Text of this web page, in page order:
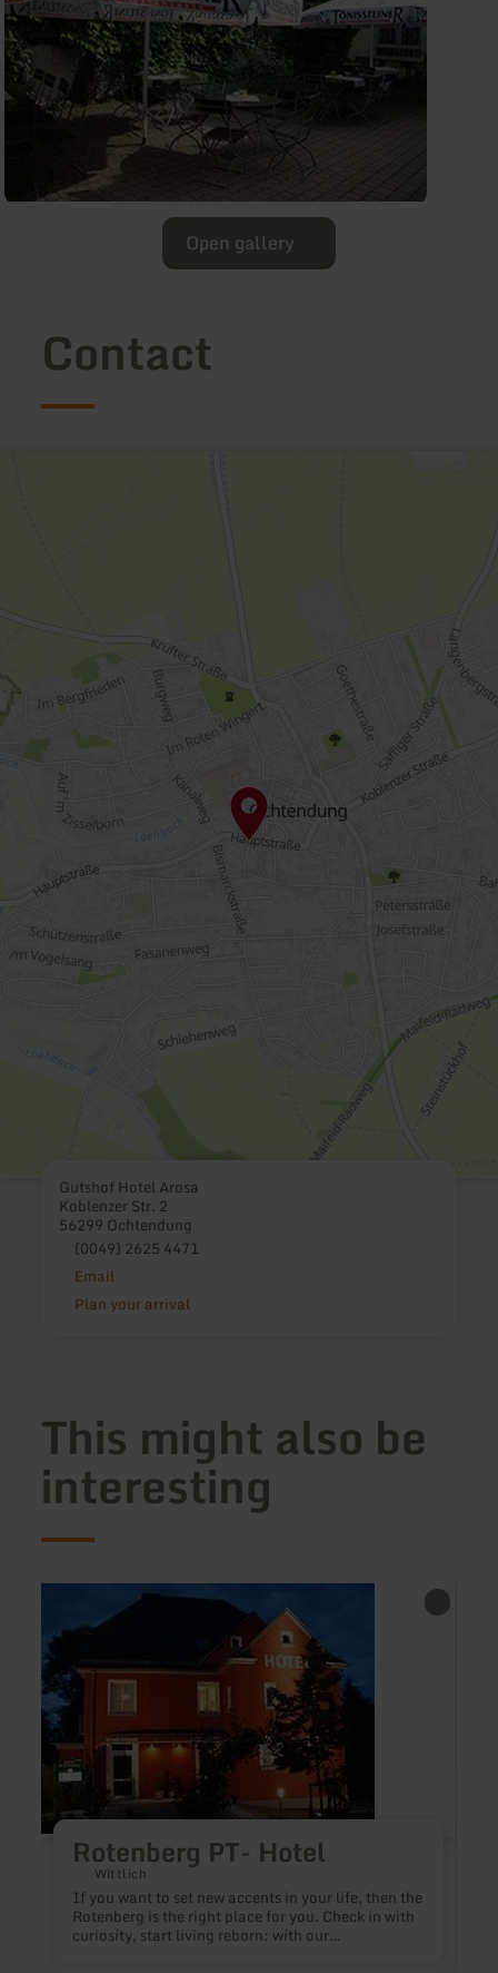
Open gallery
Contact
Gutshof Hotel Arosa
Koblenzer Str. 2
56299 Ochtendung
(0049) 2625 4471
Email
Plan your arrival
This might also be
interesting
Rotenberg PT- Hotel
Wittlich
If you want to set new accents in your life, then the
Rotenberg is the right place for you. Check in with
curiosity, start living reborn: with our
about:
Rotenberg
PT-
Hotel